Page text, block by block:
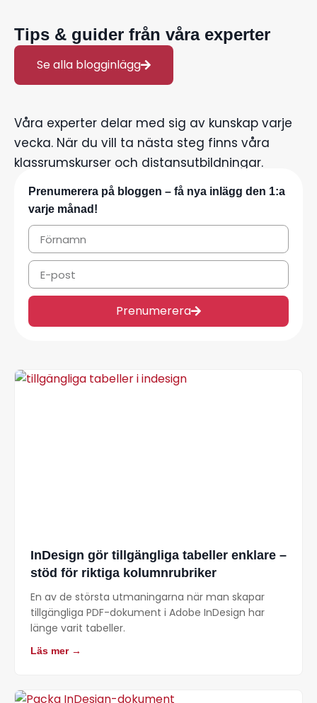
Tips & guider från våra experter
Se alla blogginlägg
Våra experter delar med sig av kunskap varje
vecka. När du vill ta nästa steg finns våra
klassrumskurser och distansutbildningar.
Prenumerera på bloggen – få nya inlägg den 1:a
varje månad!
Prenumerera
InDesign gör tillgängliga tabeller enklare –
stöd för riktiga kolumnrubriker
En av de största utmaningarna när man skapar
tillgängliga PDF-dokument i Adobe InDesign har
länge varit tabeller.
Läs mer →